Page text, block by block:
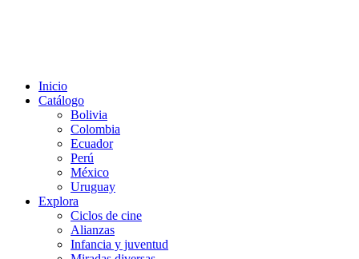
Inicio
Catálogo
Bolivia
Colombia
Ecuador
Perú
México
Uruguay
Explora
Ciclos de cine
Alianzas
Infancia y juventud